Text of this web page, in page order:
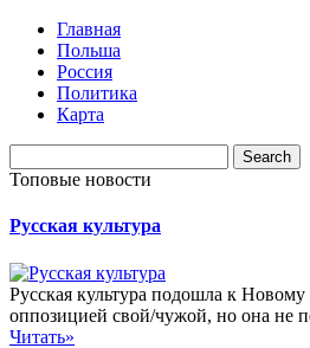
Главная
Польша
Россия
Политика
Карта
Топовые новости
Русская культура
Русская культура подошла к Новому
оппозицией свой/чужой, но она не
Читать»